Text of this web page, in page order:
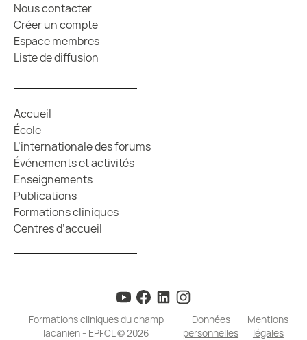
Nous contacter
Créer un compte
Espace membres
Liste de diffusion
Accueil
École
L’internationale des forums
Événements et activités
Enseignements
Publications
Formations cliniques
Centres d’accueil
Formations cliniques du champ
lacanien - EPFCL © 2026
Données
personnelles
Mentions
légales